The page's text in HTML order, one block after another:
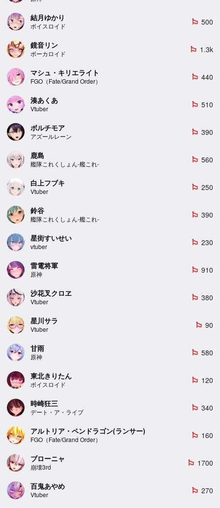
結月ゆかり
ボイスロイド
emoji_flags 500
鏡音リン
ボーカロイド
emoji_flags 1.3k
マシュ・キリエライト
FGO（Fate/Grand Order）
emoji_flags 440
湊あくあ
Vtuber
emoji_flags 510
ボルチモア
アズールレーン
emoji_flags 390
鹿島
艦隊これくしょん-艦これ-
emoji_flags 560
白上フブキ
Vtuber
emoji_flags 250
鈴谷
艦隊これくしょん-艦これ-
emoji_flags 390
星街すいせい
vtuber
emoji_flags 230
雷電将軍
原神
emoji_flags 910
沙花叉クロヱ
Vtuber
emoji_flags 380
星川サラ
Vtuber
emoji_flags 90
甘雨
原神
emoji_flags 580
東北きりたん
ボイスロイド
emoji_flags 120
時崎狂三
デート・ア・ライブ
emoji_flags 340
アルトリア・ペンドラゴン(ランサー)
FGO（Fate/Grand Order）
emoji_flags 160
ブローニャ
崩壊3rd
emoji_flags 1700
百鬼あやめ
Vtuber
emoji_flags 270